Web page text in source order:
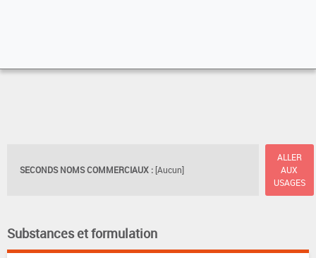
SECONDS NOMS COMMERCIAUX : [Aucun]
ALLER
AUX
USAGES
Substances et formulation